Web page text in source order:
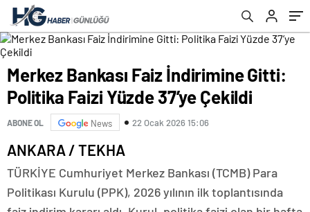
Merkez Bankası Faiz İndirimine Gitti:
Politika Faizi Yüzde 37’ye Çekildi
ABONE OL News 22 Ocak 2026 15:06
ANKARA / TEKHA
TÜRKİYE Cumhuriyet Merkez Bankası (TCMB) Para
Politikası Kurulu (PPK), 2026 yılının ilk toplantısında